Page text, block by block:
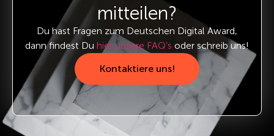
mitteilen?
Du hast Fragen zum Deutschen Digital Award,
dann findest Du hier unsere FAQ’s oder schreib uns!
Kontaktiere uns!